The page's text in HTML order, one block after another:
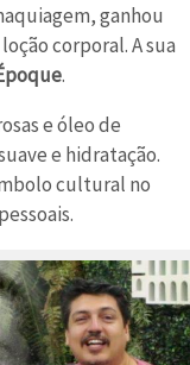
ganhou
corporal. A sua
.
e óleo de
e hidratação.
cultural no